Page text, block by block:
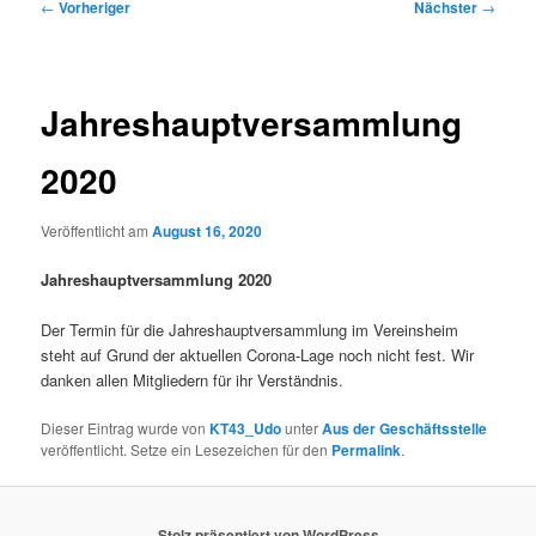
← Vorheriger Nächster →
Jahreshauptversammlung
2020
Veröffentlicht amAugust 16, 2020
Jahreshauptversammlung 2020
Der Termin für die Jahreshauptversammlung im Vereinsheim
steht auf Grund der aktuellen Corona-Lage noch nicht fest. Wir
danken allen Mitgliedern für ihr Verständnis.
Dieser Eintrag wurde vonKT43_UdounterAus der Geschäftsstelle
veröffentlicht. Setze ein Lesezeichen für den Permalink.